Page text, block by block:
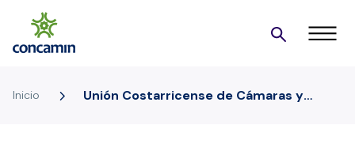
Inicio 5
Unión Costarricense de Cámaras y